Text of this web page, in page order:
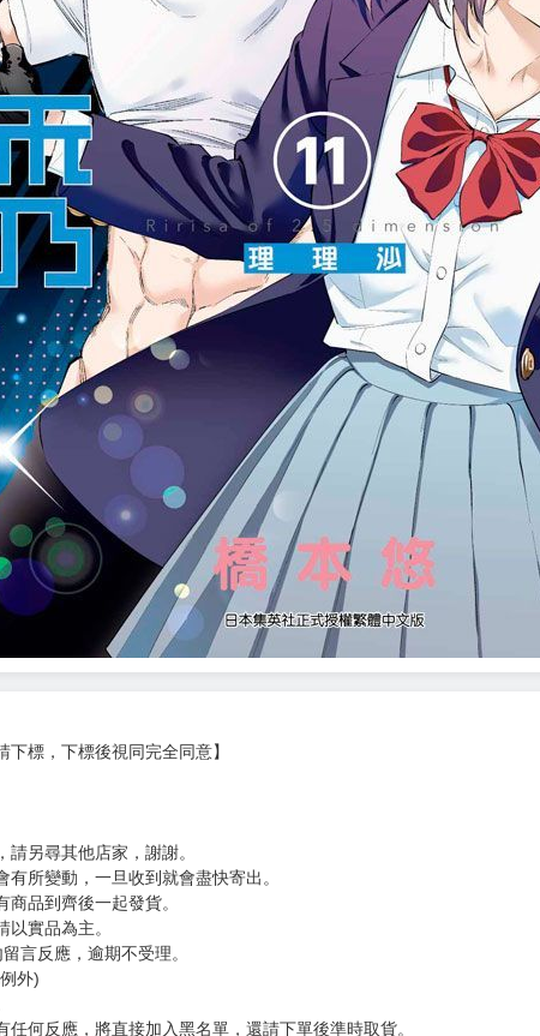
下標，下標後視同完全同意】
另尋其他店家，謝謝。
所變動，一旦收到就會盡快寄出。
品到齊後一起發貨。
實品為主。
言反應，逾期不受理。
外)
何反應，將直接加入黑名單，還請下單後準時取貨。